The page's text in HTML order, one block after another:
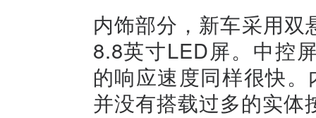
内饰部分，新车采用
8.8英寸LED屏。中控
的响应速度同样很快
并没有搭载过多的实体